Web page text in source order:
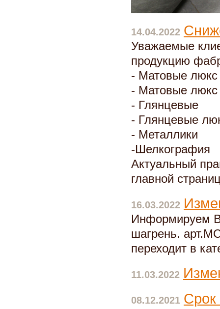
14.04.2022
Уважаемые
продукцию
- Матовые люкс
- Матовые люкс
- Глянцевые
- Глянцевые
- Металлики
-Шелкография
Актуальный
главной
16.03.2022
Информируем
шагрень.
переходит в
11.03.2022
08.12.2021 Срок